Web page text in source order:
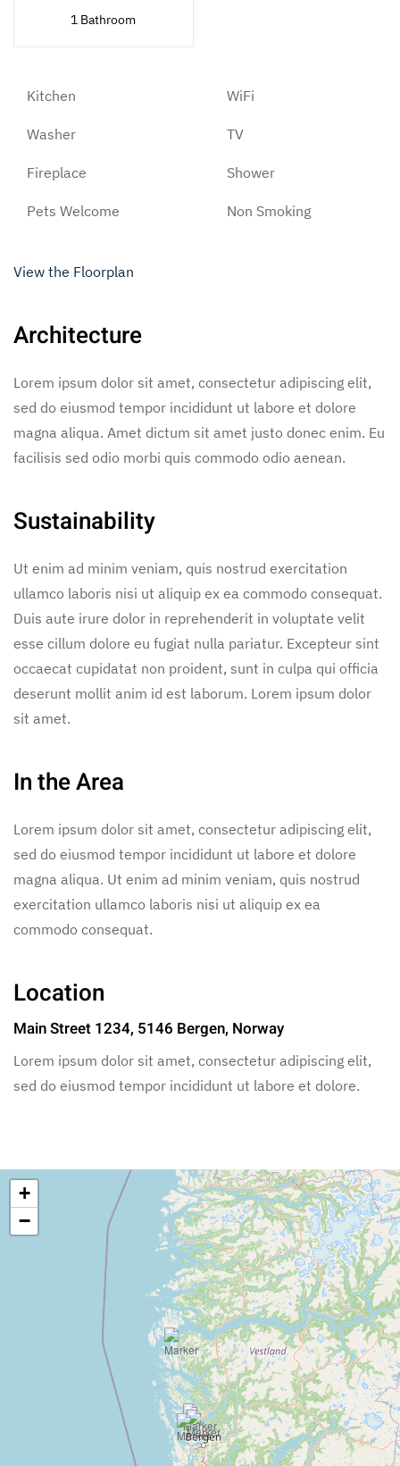
1 Bathroom
Kitchen WiFi
Washer TV
Fireplace Shower
Pets Welcome Non Smoking
View the Floorplan
Architecture
Lorem ipsum dolor sit amet, consectetur adipiscing elit,
sed do eiusmod tempor incididunt ut labore et dolore
magna aliqua. Amet dictum sit amet justo donec enim. Eu
facilisis sed odio morbi quis commodo odio aenean.
Sustainability
Ut enim ad minim veniam, quis nostrud exercitation
ullamco laboris nisi ut aliquip ex ea commodo consequat.
Duis aute irure dolor in reprehenderit in voluptate velit
esse cillum dolore eu fugiat nulla pariatur. Excepteur sint
occaecat cupidatat non proident, sunt in culpa qui officia
deserunt mollit anim id est laborum. Lorem ipsum dolor
sit amet.
In the Area
Lorem ipsum dolor sit amet, consectetur adipiscing elit,
sed do eiusmod tempor incididunt ut labore et dolore
magna aliqua. Ut enim ad minim veniam, quis nostrud
exercitation ullamco laboris nisi ut aliquip ex ea
commodo consequat.
Location
Main Street 1234, 5146 Bergen, Norway
Lorem ipsum dolor sit amet, consectetur adipiscing elit,
sed do eiusmod tempor incididunt ut labore et dolore.
+
−